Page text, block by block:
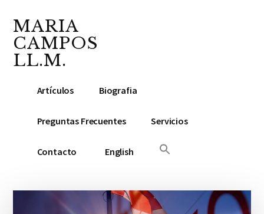
contenido
principal
barra
lateral
footer
menu
MARIA
CAMPOS
LL.M.
Público
Artículos Biografia
Preguntas Frecuentes Servicios
Contacto English